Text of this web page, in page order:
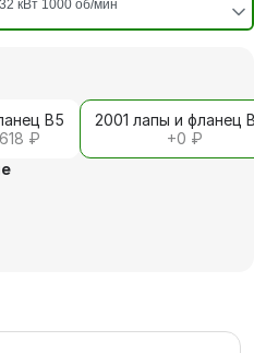
В5
₽
2001 лапы и фланец
+0 ₽